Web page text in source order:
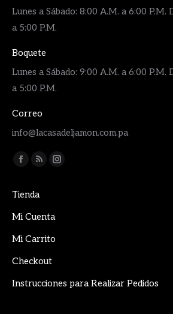
Lunes a Sábado: 8:00 A.M. a 6:00 P.M.
a 5:00 P.M.
Boquete
Lunes a Sábado: 9:00 A.M. a 6:00 P.M.
a 5:00 P.M.
Correo
info@lacasadeljamon.com.pa
Encuéntranos en:
Facebook
opens
in
window
Rss
opens
in
window
Instagram
Tienda
Mi Cuenta
Mi Carrito
Checkout
Instrucciones para Realizar Pedidos